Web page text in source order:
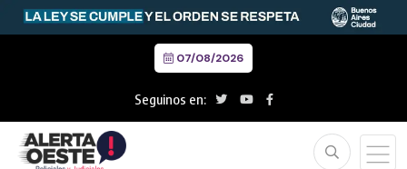
07/08/2026
Seguinos en: